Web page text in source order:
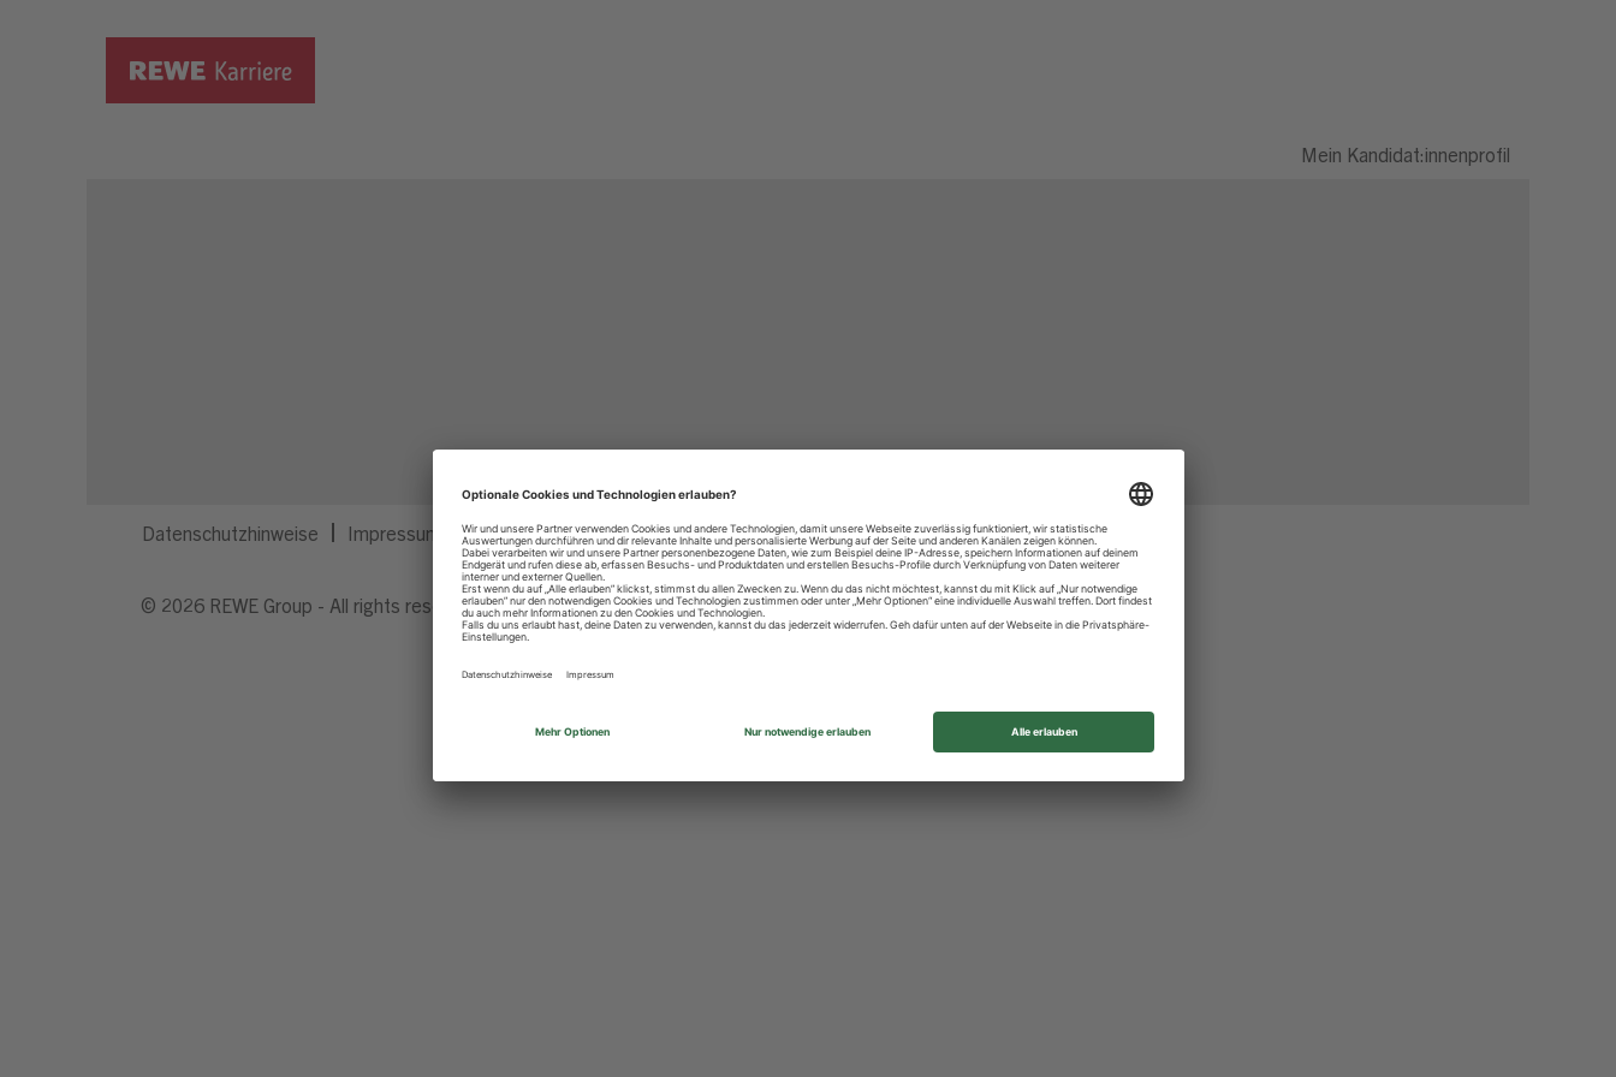
Mein Kandidat:innenprofil
Datenschutzhinweise Impressum Privatsphäre-Einstellungen
© 2026 REWE Group - All rights reserved